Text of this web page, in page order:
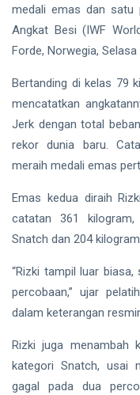
Pekanbaru,
Selidiki
Dugaan
Penganiayaan
INDRAGIRI
Bupati
Inhu Minta
ASN
Tingkatkan
Kinerja dan
Publik
Aug,
views
Siak Sri Indrapura
Prabowo Subianto
Indonesia
Pekanbaru
Pilkada 2024
PT IKPP Perawang
medali emas dan satu
Angkat Besi (IWF
Forde, Norwegia,
Bertanding di kelas 79
mencatatkan
Jerk dengan total
rekor dunia baru.
meraih medali emas
Emas kedua diraih
catatan 361
Snatch dan 204
“Rizki tampil luar
percobaan,” ujar
dalam keterangan
Rizki juga menambah
kategori Snatch, usai
gagal pada dua